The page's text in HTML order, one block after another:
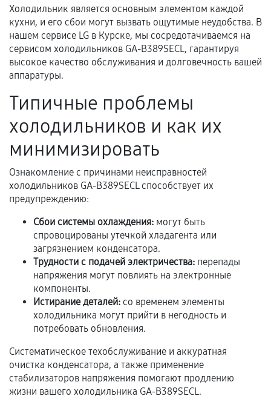
Несоответствие комплектующей заявленным
техническим характеристикам.
Документы для подтверждения
Акт выполненных работ с датой, перечнем
услуг и сроком гарантии.
Документы на установленные комплектующие
и кассовый чек.
Расширенная гарантия
В некоторых случаях возможно оформление
расширенной гарантии. Стоимость, сроки и
условия продления согласовываются отдельно и
фиксируются в документах.
Когда гарантия не действует
Нарушение правил эксплуатации,
механические повреждения, попадание влаги,
Холодильник является основным элементом каждой
кухни, и его сбои могут вызвать ощутимые неудобства. В
нашем сервисе LG в Курске, мы сосредотачиваемся на
сервисом холодильников GA-B389SECL, гарантируя
высокое качество обслуживания и долговечность вашей
аппаратуры.
Типичные проблемы
холодильников и как их
минимизировать
Ознакомление с причинами неисправностей
холодильников GA-B389SECL способствует их
предупреждению:
Сбои системы охлаждения: могут быть
спровоцированы утечкой хладагента или
загрязнением конденсатора.
Трудности с подачей электричества: перепады
напряжения могут повлиять на электронные
компоненты.
Истирание деталей: со временем элементы
холодильника могут прийти в негодность и
потребовать обновления.
Систематическое техобслуживание и аккуратная
очистка конденсатора, а также применение
стабилизаторов напряжения помогают продлению
жизни вашего холодильника GA-B389SECL.